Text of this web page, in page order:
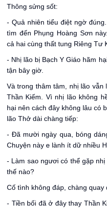
Thông sửng sốt:
- Quả nhiên tiểu điệt ngờ
tìm đến Phụng Hoàng Sơn
cả hai cùng thất tung Riêng Tư
- Nhị lão bị Bạch Y Giáo hãm
tận bây giờ.
Và trong thâm tâm, nhị lão
Thần Kiếm. Vì nhị lão không
hại nên cách đây không lâu có
lão Thở dài chàng tiếp:
- Đã mười ngày qua, bóng
Chuyện này e lành ít dữ nhiều
- Làm sao ngươi có thể gặp
thế nào?
Cố tình không đáp, chàng quay
- Tiền bối đã ở đây thay Thần